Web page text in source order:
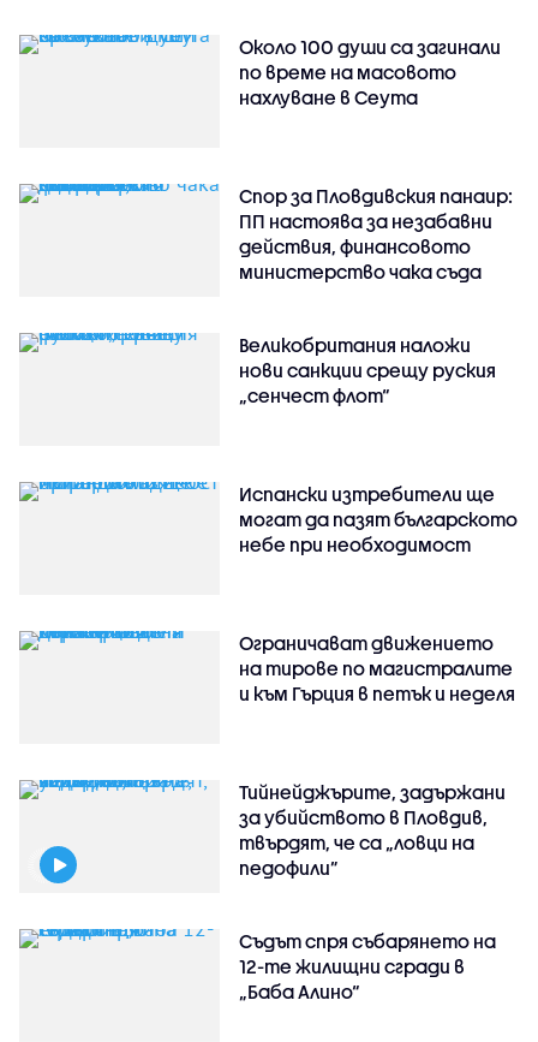
Около 100 души са загинали
по време на масовото
нахлуване в Сеута
Спор за Пловдивския панаир:
ПП настоява за незабавни
действия, финансовото
министерство чака съда
Великобритания наложи
нови санкции срещу руския
„сенчест флот“
Испански изтребители ще
могат да пазят българското
небе при необходимост
Ограничават движението
на тирове по магистралите
и към Гърция в петък и неделя
Тийнейджърите, задържани
за убийството в Пловдив,
твърдят, че са „ловци на
педофили”
Съдът спря събарянето на
12-те жилищни сгради в
„Баба Алино“